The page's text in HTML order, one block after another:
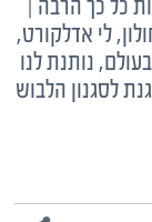
כל כך הרבה |
לי אדלקורט,
נותנת לנו
לסגנון הלבוש